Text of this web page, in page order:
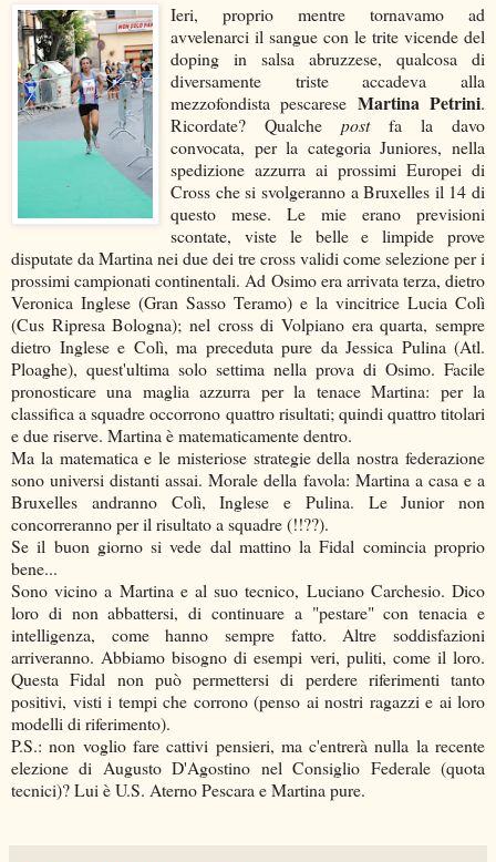
Ieri, proprio mentre tornavamo ad
avvelenarci il sangue con le trite vicende del
doping in salsa abruzzese, qualcosa di
diversamente triste accadeva alla
mezzofondista pescarese Martina Petrini.
Ricordate? Qualche postfa la davo
convocata, per la categoria Juniores, nella
spedizione azzurra ai prossimi Europei di
Cross che si svolgeranno a Bruxelles il 14 di
questo mese. Le mie erano previsioni
scontate, viste le belle e limpide prove
disputate da Martina nei due dei tre cross validi come selezione per i
prossimi campionati continentali. Ad Osimo era arrivata terza, dietro
Veronica Inglese (Gran Sasso Teramo) e la vincitrice Lucia Colì
(Cus Ripresa Bologna); nel cross di Volpiano era quarta, sempre
dietro Inglese e Colì, ma preceduta pure da Jessica Pulina (Atl.
Ploaghe), quest'ultima solo settima nella prova di Osimo. Facile
pronosticare una maglia azzurra per la tenace Martina: per la
classifica a squadre occorrono quattro risultati; quindi quattro titolari
e due riserve. Martina è matematicamente dentro.
Ma la matematica e le misteriose strategie della nostra federazione
sono universi distanti assai. Morale della favola: Martina a casa e a
Bruxelles andranno Colì, Inglese e Pulina. Le Junior non
concorreranno per il risultato a squadre (!!??).
Se il buon giorno si vede dal mattino la Fidal comincia proprio
bene...
Sono vicino a Martina e al suo tecnico, Luciano Carchesio. Dico
loro di non abbattersi, di continuare a "pestare" con tenacia e
intelligenza, come hanno sempre fatto. Altre soddisfazioni
arriveranno. Abbiamo bisogno di esempi veri, puliti, come il loro.
Questa Fidal non può permettersi di perdere riferimenti tanto
positivi, visti i tempi che corrono (penso ai nostri ragazzi e ai loro
modelli di riferimento).
P.S.: non voglio fare cattivi pensieri, ma c'entrerà nulla la recente
elezione di Augusto D'Agostino nel Consiglio Federale (quota
tecnici)? Lui è U.S. Aterno Pescara e Martina pure.